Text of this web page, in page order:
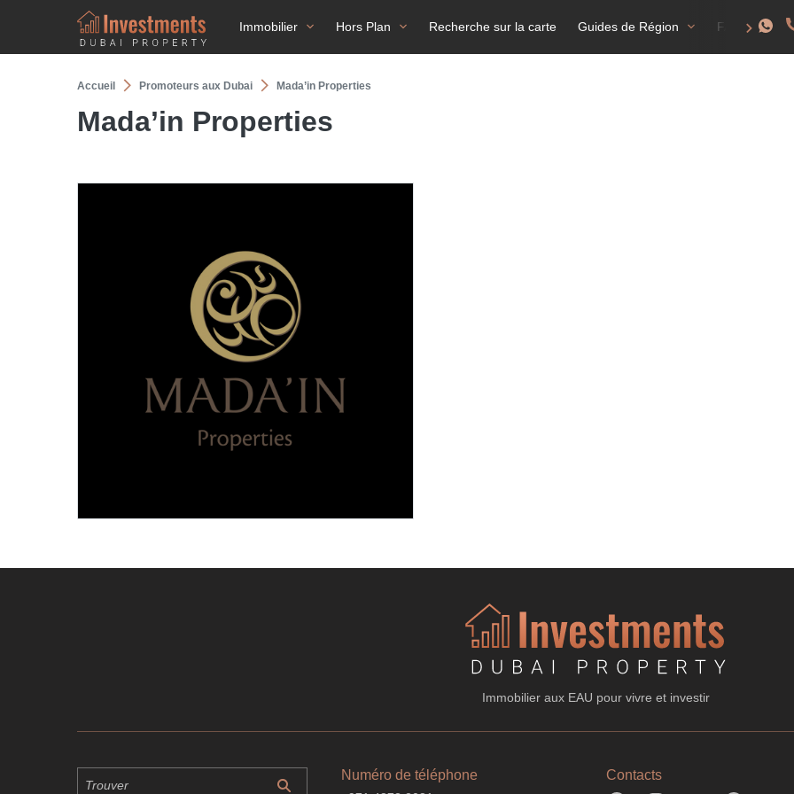
Immobilier Hors Plan Recherche sur la carte Guides de Région FAQ
Accueil Promoteurs aux Dubai Mada’in Properties
Mada’in Properties
Immobilier aux EAU pour vivre et investir
Numéro de téléphone Contacts